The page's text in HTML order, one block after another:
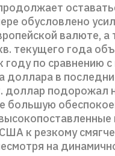
обусловлено
валюте,
текущего года
году по сравнению
доллара в
доллар подорожал
большую
к резкому
на